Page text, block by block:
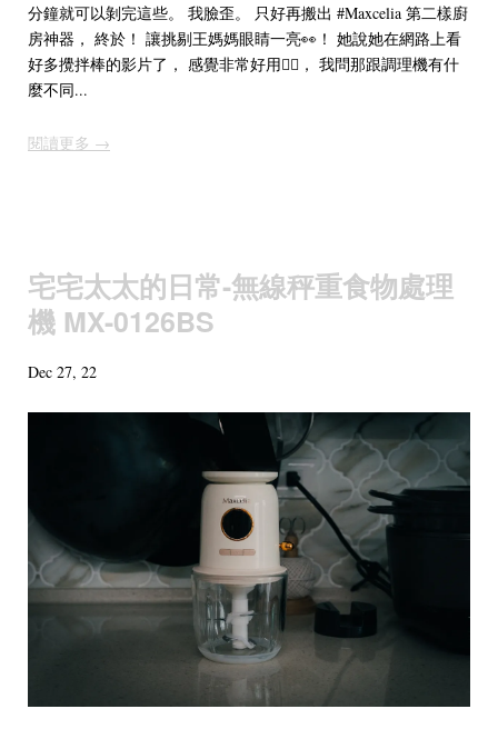
分鐘就可以剝完這些。 我臉歪。 只好再搬出 #Maxcelia 第二樣廚
房神器， 終於！ 讓挑剔王媽媽眼睛一亮👀！ 她說她在網路上看
好多攪拌棒的影片了， 感覺非常好用👍🏻， 我問那跟調理機有什
麼不同...
閱讀更多 →
宅宅太太的日常-無線秤重食物處理
機 MX-0126BS
Dec 27, 22